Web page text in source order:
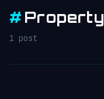
# Property
1 post